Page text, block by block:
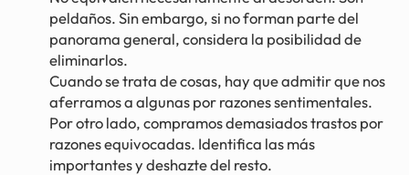
peldaños. Sin embargo, si no forman parte del
panorama general, considera la posibilidad de
eliminarlos.
Cuando se trata de cosas, hay que admitir que nos
aferramos a algunas por razones sentimentales.
Por otro lado, compramos demasiados trastos por
razones equivocadas. Identifica las más
importantes y deshazte del resto.